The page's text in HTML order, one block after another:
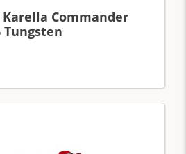
Commander
Tungsten